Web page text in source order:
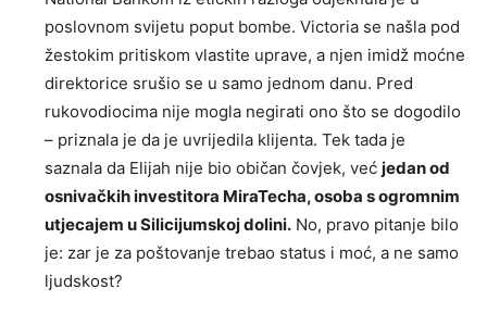
poslovnom svijetu poput bombe. Victoria se našla pod
žestokim pritiskom vlastite uprave, a njen imidž moćne
direktorice srušio se u samo jednom danu. Pred
rukovodiocima nije mogla negirati ono što se dogodilo
– priznala je da je uvrijedila klijenta. Tek tada je
saznala da Elijah nije bio običan čovjek, već jedan od
osnivačkih investitora MiraTecha, osoba s ogromnim
utjecajem u Silicijumskoj dolini. No, pravo pitanje bilo
je: zar je za poštovanje trebao status i moć, a ne samo
ljudskost?